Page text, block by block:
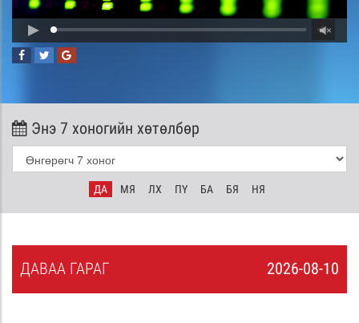
Энэ 7 хоногийн хөтөлбөр
ДА МЯ ЛХ ПҮ БА БЯ НЯ
2026-08-10
ДАВАА ГАРАГ